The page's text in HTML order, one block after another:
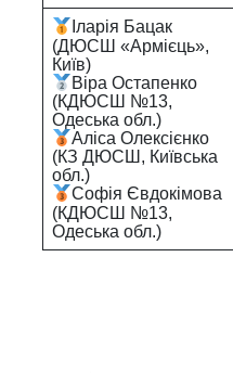
Іларія Бацак
(ДЮСШ «Армієць»,
Київ)
Віра Остапенко
(КДЮСШ №13,
Одеська обл.)
Аліса Олексієнко
(КЗ ДЮСШ, Київська
обл.)
Софія Євдокімова
(КДЮСШ №13,
Одеська обл.)